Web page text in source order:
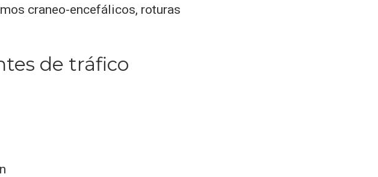
craneo-encefálicos, roturas
de tráfico